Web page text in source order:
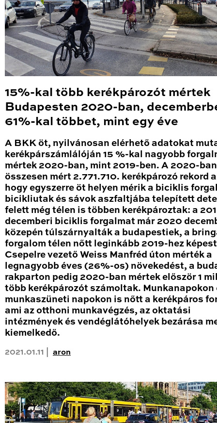
15%-kal több kerékpározót mértek
Budapesten 2020-ban,
61%-kal többet, mint egy éve
A BKK öt, nyilvánosan elérhető adatokat
kerékpárszámlálóján 15 %-kal nagyobb
mértek 2020-ban, mint 2019-ben. A 2020-ban
összesen mért 2.771.710. kerékpározó rekord
hogy egyszerre öt helyen mérik a biciklis
bicikliutak és sávok aszfaltjába telepített
felett még télen is többen kerékpároztak: a
decemberi biciklis forgalmat már 2020
közepén túlszárnyalták a budapestiek, a
forgalom télen nőtt leginkább 2019-hez
Csepelre vezető Weiss Manfréd úton mérték a
legnagyobb éves (26%-os) növekedést, a
rakparton pedig 2020-ban mértek először 1
több kerékpározót számoltak. Munkanapokon
munkaszüneti napokon is nőtt a kerékpáros
ami az otthoni munkavégzés, az oktatási
intézmények és vendéglátóhelyek bezárása
kiemelkedő.
2021.01.11 | aron